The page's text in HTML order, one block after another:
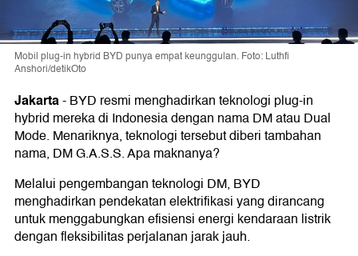
Mobil plug-in hybrid BYD punya empat keunggulan. Foto: Luthfi
Anshori/detikOto
Jakarta-BYD resmi menghadirkan teknologi plug-in
hybrid mereka di Indonesia dengan nama DM atau Dual
Mode. Menariknya, teknologi tersebut diberi tambahan
nama, DM G.A.S.S. Apa maknanya?
Melalui pengembangan teknologi DM, BYD
menghadirkan pendekatan elektrifikasi yang dirancang
untuk menggabungkan efisiensi energi kendaraan listrik
dengan fleksibilitas perjalanan jarak jauh.